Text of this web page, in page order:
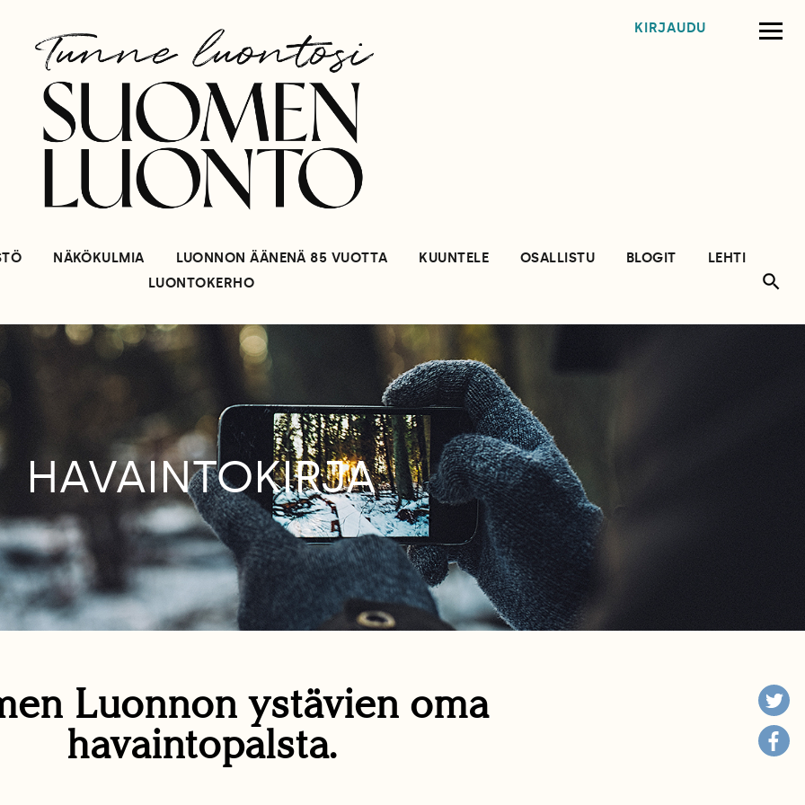
KIRJAUDU
NÄKÖKULMIA LUONNON ÄÄNENÄ 85 VUOTTA KUUNTELE OSALLISTU BLOGIT
LEHTI
LUONTOKERHO
HAVAINTOKIRJA
Luonnon ystävien oma
havaintopalsta.